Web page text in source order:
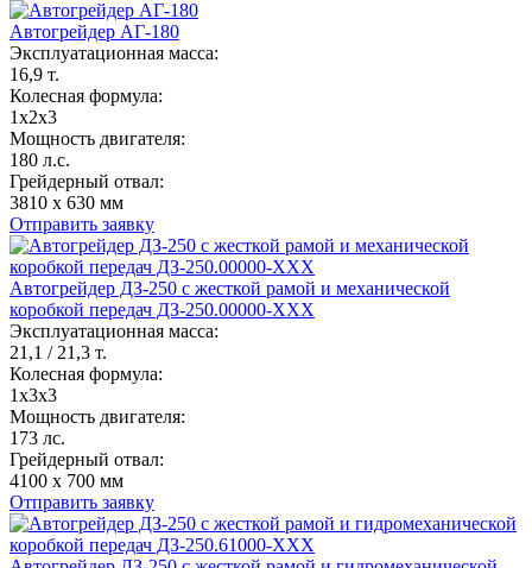
Автогрейдер АГ-180
Эксплуатационная масса:
16,9 т.
Колесная формула:
1x2x3
Мощность двигателя:
180 л.с.
Грейдерный отвал:
3810 х 630 мм
Отправить заявку
Автогрейдер ДЗ-250 с жесткой рамой и механической
коробкой передач ДЗ-250.00000-ХХХ
Эксплуатационная масса:
21,1 / 21,3 т.
Колесная формула:
1x3x3
Мощность двигателя:
173 лс.
Грейдерный отвал:
4100 х 700 мм
Отправить заявку